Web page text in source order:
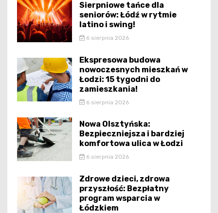
Sierpniowe tańce dla
seniorów: Łódź w rytmie
latino i swing!
6 sierpnia 2026
Ekspresowa budowa
nowoczesnych mieszkań w
Łodzi: 15 tygodni do
zamieszkania!
6 sierpnia 2026
Nowa Olsztyńska:
Bezpieczniejsza i bardziej
komfortowa ulica w Łodzi
6 sierpnia 2026
Zdrowe dzieci, zdrowa
przyszłość: Bezpłatny
program wsparcia w
Łódzkiem